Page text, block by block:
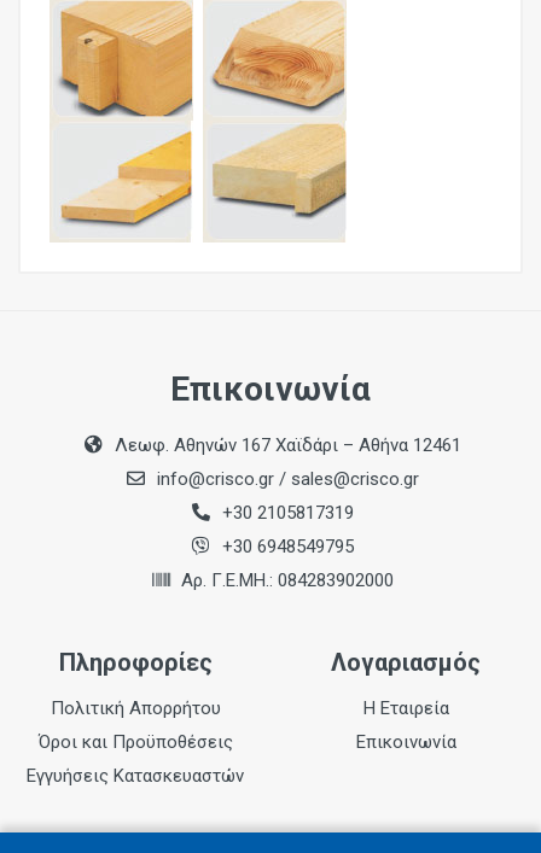
500 x 250 mm
Μεγ. Μέγεθος Ξυλείας για Φάλτσα Μόρσα 60° (Π x
3000 mm
Ταχύτητα χωρίς Φορτίο
6670 ανά λεπτό
Ταχύτητα Τροφοδοσίας
Επικοινωνία
Λεωφ. Αθηνών 167 Χαϊδάρι – Αθήνα 12461
info@crisco.gr / sales@crisco.gr
+30 2105817319
+30 6948549795
Αρ. Γ.Ε.ΜΗ.: 084283902000
Πληροφορίες
Πολιτική Απορρήτου
Όροι και Προϋποθέσεις
Εγγυήσεις Κατασκευαστών
Λογαριασμός
Η Εταιρεία
Επικοινωνία